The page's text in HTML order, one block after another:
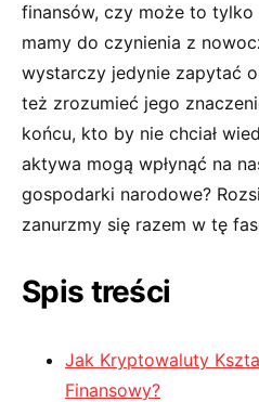
finansów, czy może to⁢
mamy do czynienia z
wystarczy jedynie zapytać
też zrozumieć jego
końcu, kto by nie ‍chciał
aktywa mogą wpłynąć na
gospodarki narodowe?
zanurzmy się razem⁣ w tę​
Spis treści
Jak Kryptowaluty
Finansowy?